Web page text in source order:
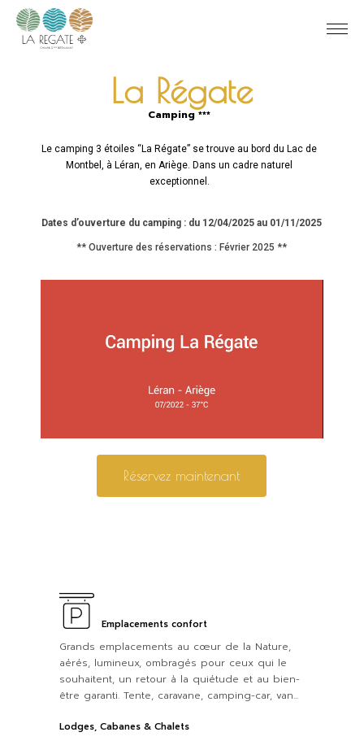
La Régate
Camping ***
Le camping 3 étoiles “La Régate” se trouve au bord du Lac de
Montbel, à Léran, en Ariège. Dans un cadre naturel
exceptionnel.
Dates d’ouverture du camping : du 12/04/2025 au 01/11/2025
** Ouverture des réservations : Février 2025 **
Réservez maintenant
Emplacements confort
Grands emplacements au cœur de la Nature,
aérés, lumineux, ombragés pour ceux qui le
souhaitent, un retour à la quiétude et au bien-
être garanti. Tente, caravane, camping-car, van...
Lodges, Cabanes & Chalets